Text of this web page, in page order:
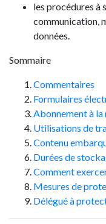
les procédures à
communication,
données.
Sommaire
Commentaires
Formulaires
Abonnement à
Utilisations de
Contenu
Durées de
Comment
Mesures de
Délégué à